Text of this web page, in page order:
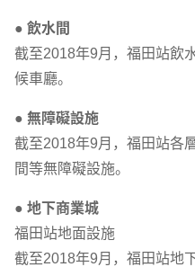
● 飲水間
截至2018年9月，福田站飲
候車廳。
● 無障礙設施
截至2018年9月，福田站各
間等無障礙設施。
● 地下商業城
福田站地面設施
截至2018年9月，福田站地